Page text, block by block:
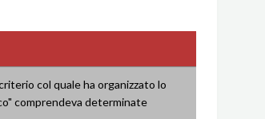
col quale ha organizzato lo
comprendeva determinate